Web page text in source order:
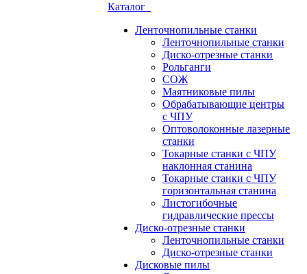
Каталог
Ленточнопильные станки
Ленточнопильные станки
Диско-отрезные станки
Рольганги
СОЖ
Маятниковые пилы
Обрабатывающие центры
с ЧПУ
Оптоволоконные лазерные
станки
Токарные станки с ЧПУ
наклонная станина
Токарные станки с ЧПУ
горизонтальная станина
Листогибочные
гидравлические прессы
Диско-отрезные станки
Ленточнопильные станки
Диско-отрезные станки
Дисковые пилы